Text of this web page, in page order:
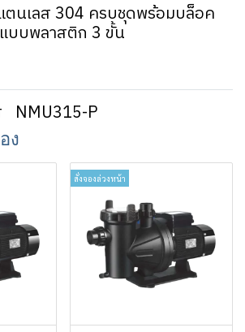
นเลส 304 ครบชุดพร้อมบล็อค
บบพลาสติก 3 ขั้น
NMU315-P
ง
สั่งจองล่วงหน้า